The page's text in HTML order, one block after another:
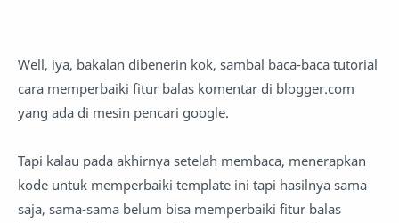
Well, iya, bakalan dibenerin kok, sambal baca-baca tutorial
cara memperbaiki fitur balas komentar di blogger.com
yang ada di mesin pencari google.
Tapi kalau pada akhirnya setelah membaca, menerapkan
kode untuk memperbaiki template ini tapi hasilnya sama
saja, sama-sama belum bisa memperbaiki fitur balas